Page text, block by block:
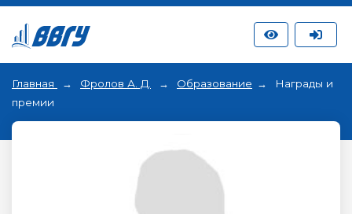
Главная Фролов А. Д. Образование
Награды и
премии